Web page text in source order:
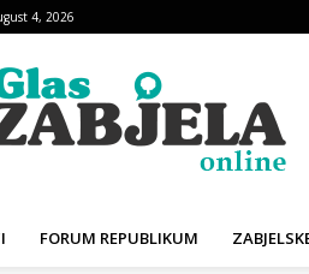
4, 2026
Glas
Zabjela
FORUM REPUBLIKUM